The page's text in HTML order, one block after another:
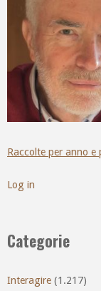
Raccolte per anno e
Log in
Categorie
Interagire (1.217)